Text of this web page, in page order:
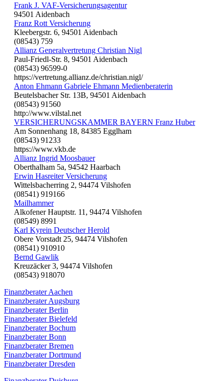
Frank J. VAF-Versicherungsagentur
94501 Aidenbach
Franz Rott Versicherung
Kleebergstr. 6, 94501 Aidenbach
(08543) 759
Allianz Generalvertretung Christian Nigl
Paul-Friedl-Str. 8, 94501 Aidenbach
(08543) 96599-0
https://vertretung.allianz.de/christian.nigl/
Anton Ehmann Gabriele Ehmann Medienberaterin
Beutelsbacher Str. 13B, 94501 Aidenbach
(08543) 91560
http://www.vilstal.net
VERSICHERUNGSKAMMER BAYERN Franz Huber
Am Sonnenhang 18, 84385 Egglham
(08543) 91233
https://www.vkb.de
Allianz Ingrid Moosbauer
Oberthalham 5a, 94542 Haarbach
Erwin Hasreiter Versicherung
Wittelsbacherring 2, 94474 Vilshofen
(08541) 919166
Mailhammer
Alkofener Hauptstr. 11, 94474 Vilshofen
(08549) 8991
Karl Kyrein Deutscher Herold
Obere Vorstadt 25, 94474 Vilshofen
(08541) 910910
Bernd Gawlik
Kreuzäcker 3, 94474 Vilshofen
(08543) 918070
Finanzberater Aachen
Finanzberater Augsburg
Finanzberater Berlin
Finanzberater Bielefeld
Finanzberater Bochum
Finanzberater Bonn
Finanzberater Bremen
Finanzberater Dortmund
Finanzberater Dresden